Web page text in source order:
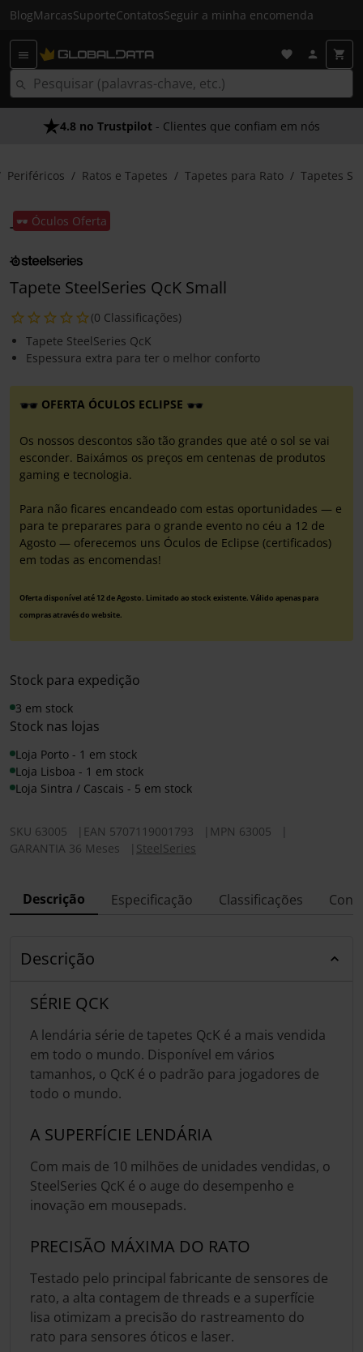
BlogMarcasSuporteContatosSeguir a minha encomenda
4.8 no Trustpilot - Clientes que confiam em nós
Periféricos Ratos e Tapetes Tapetes para Rato Tapetes S
🕶️ Óculos Oferta
Tapete SteelSeries QcK Small
(0 Classificações)
Tapete SteelSeries QcK
Espessura extra para ter o melhor conforto
OFERTA ÓCULOS ECLIPSE
Os nossos descontos são tão grandes que até o sol se vai
esconder. Baixámos os preços em centenas de produtos
gaming e tecnologia.
Para não ficares encandeado com estas oportunidades — e
para te preparares para o grande evento no céu a 12 de
Agosto — oferecemos uns Óculos de Eclipse (certificados)
em todas as encomendas!
Oferta disponível até 12 de Agosto. Limitado ao stock existente. Válido apenas para
compras através do website.
Stock para expedição
3 em stock
Stock nas lojas
Loja Porto - 1 em stock
Loja Lisboa - 1 em stock
Loja Sintra / Cascais - 5 em stock
SKU 63005 EAN 5707119001793 MPN 63005
GARANTIA 36 Meses
SteelSeries
Descrição Especificação Classificações
Descrição
SÉRIE QCK
A lendária série de tapetes QcK é a mais vendida
em todo o mundo. Disponível em vários
tamanhos, o QcK é o padrão para jogadores de
todo o mundo.
A SUPERFÍCIE LENDÁRIA
Com mais de 10 milhões de unidades vendidas, o
SteelSeries QcK é o auge do desempenho e
inovação em mousepads.
PRECISÃO MÁXIMA DO RATO
Testado pelo principal fabricante de sensores de
rato, a alta contagem de threads e a superfície
lisa otimizam a precisão do rastreamento do
rato para sensores óticos e laser.